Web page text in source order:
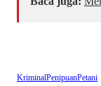
KriminalPenipuanPetani